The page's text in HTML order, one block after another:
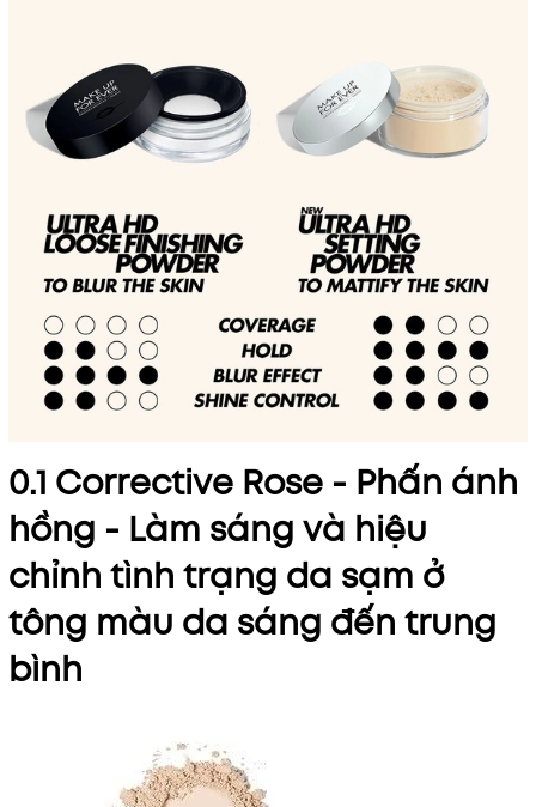
0.1 Corrective Rose - Phấn ánh
hồng - Làm sáng và hiệu
chỉnh tình trạng da sạm ở
tông màu da sáng đến trung
bình